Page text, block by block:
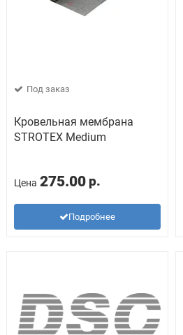
Под заказ
Кровельная мембрана
STROTEX Medium
Цена 275.00 р.
Подробнее